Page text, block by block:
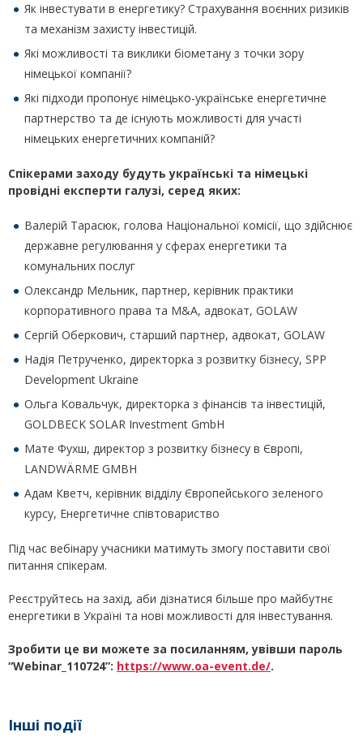
Як інвестувати в енергетику? Страхування воєнних ризиків
та механізм захисту інвестицій.
Які можливості та виклики біометану з точки зору
німецької компанії?
Які підходи пропонує німецько-українське енергетичне
партнерство та де існують можливості для участі
німецьких енергетичних компаній?
Спікерами заходу будуть українські та німецькі
провідні експерти галузі, серед яких:
Валерій Тарасюк, голова Національної комісії, що здійснює
державне регулювання у сферах енергетики та
комунальних послуг
Олександр Мельник, партнер, керівник практики
корпоративного права та M&A, адвокат, GOLAW
Сергій Оберкович, старший партнер, адвокат, GOLAW
Надія Петрученко, директорка з розвитку бізнесу, SPP
Development Ukraine
Ольга Ковальчук, директорка з фінансів та інвестицій,
GOLDBECK SOLAR Investment GmbH
Мате Фухш, директор з розвитку бізнесу в Європі,
LANDWÄRME GMBH
Адам Кветч, керівник відділу Європейського зеленого
курсу, Енергетичне співтовариство
Під час вебінару учасники матимуть змогу поставити свої
питання спікерам.
Реєструйтесь на захід, аби дізнатися більше про майбутнє
енергетики в Україні та нові можливості для інвестування.
Зробити це ви можете за посиланням, увівши пароль
“Webinar_110724”: https://www.oa-event.de/.
Інші події